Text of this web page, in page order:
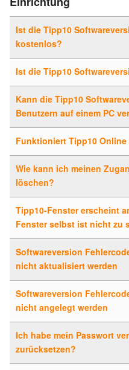
Ist die Tipp10
kostenlos?
Ist die Tipp10
Kann die Tipp10
Benutzern auf einem PC
Funktioniert Tipp10
Wie kann ich meinen
löschen?
Tipp10-Fenster erscheint
Fenster selbst ist nicht zu
Softwareversion
nicht aktualisiert werden
Softwareversion
nicht angelegt werden
Ich habe mein Passwort
zurücksetzen?